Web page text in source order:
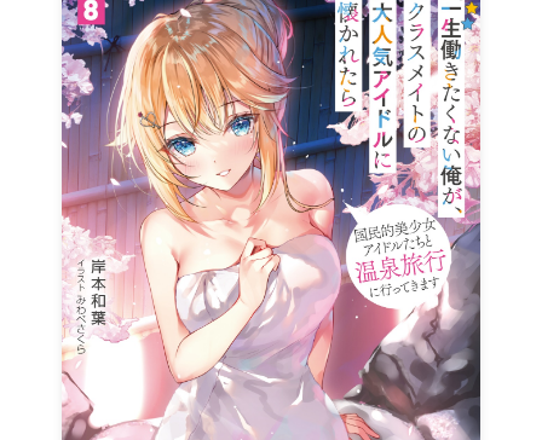
ゲーム
企業
会社概要
採用情報
アクセス
オーバーラップホールディングス
お問い合わせはこちら
オーバーラップ文庫
オーバーラップノベルス
オーバーラップノベルスf
ロサージュノベルス